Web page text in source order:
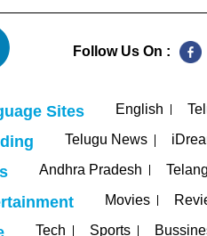
Follow Us On :
Sites English
Telugu News
Andhra Pradesh
Movies
Tech Sports